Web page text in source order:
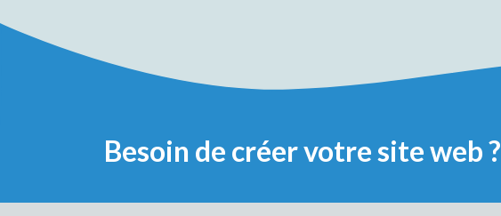
Besoin de créer votre site web ?